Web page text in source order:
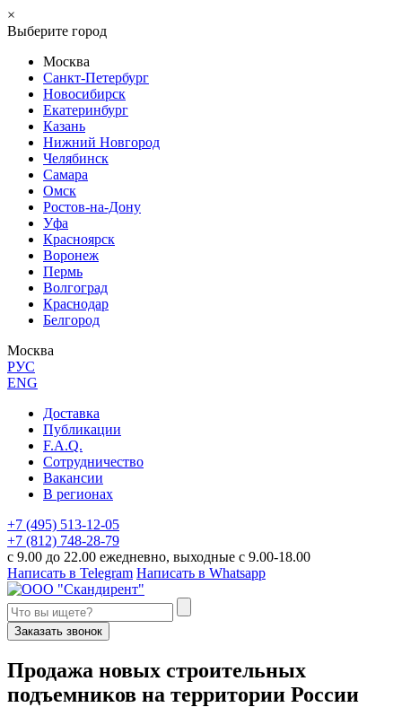
×
Выберите город
Москва
Санкт-Петербург
Новосибирск
Екатеринбург
Казань
Нижний Новгород
Челябинск
Самара
Омск
Ростов-на-Дону
Уфа
Красноярск
Воронеж
Пермь
Волгоград
Краснодар
Белгород
Москва
РУС
ENG
Доставка
Публикации
F.A.Q.
Сотрудничество
Вакансии
В регионах
+7 (495) 513-12-05
+7 (812) 748-28-79
с 9.00 до 22.00 ежедневно, выходные с 9.00-18.00
Написать в Telegram Написать в Whatsapp
Заказать звонок
Продажа новых строительных
подъемников на территории России